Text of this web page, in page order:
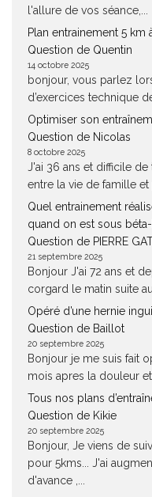
l'allure de vos séance,...
Plan entrainement 5
Question de Quentin
14 octobre 2025
bonjour, vous parlez
d’exercices technique
Optimiser son
Question de Nicolas
8 octobre 2025
J'ai 36 ans et difficile
entre la vie de famille et
Quel entrainement
quand on est sous
Question de PIERRE
21 septembre 2025
Bonjour J'ai 72 ans et
corgard le matin suite
Opéré d’une hernie
Question de Baillot
20 septembre 2025
Bonjour je me suis fait
mois apres la douleur
Tous nos plans
Question de Kikie
20 septembre 2025
Bonjour, Je viens de
pour 5kms... J'ai
d'avance ,...